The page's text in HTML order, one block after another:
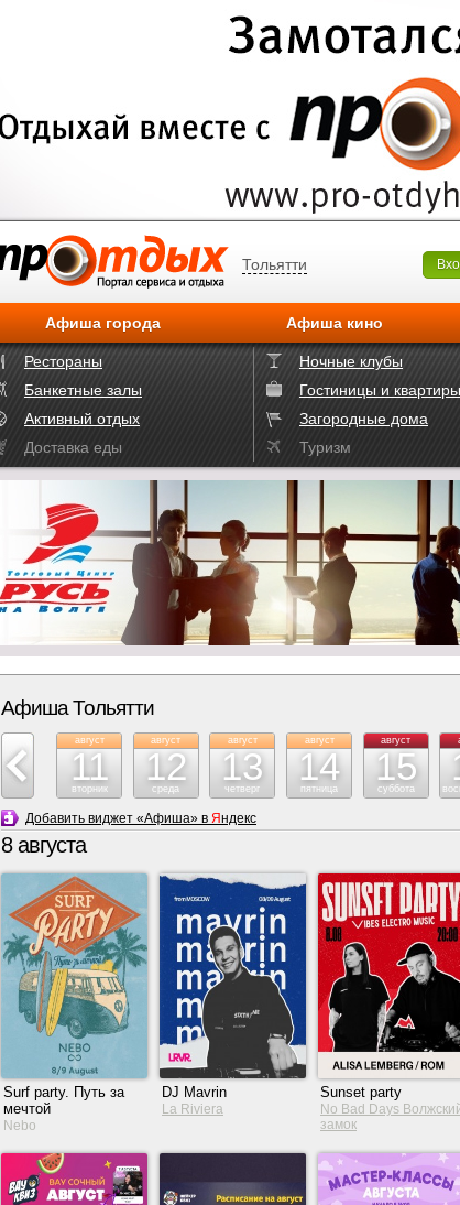
Тольятти
Афиша города Афиша кино
Рестораны Ночные клубы
Банкетные залы
Гостиницы и квартиры
Активный отдых
Загородные дома
Доставка еды
Туризм
Афиша Тольятти
10
август
11
вторник
август
12
среда
август
13
четверг
август
14
пятница
август
15
суббота
Добавить виджет «Афиша» в Яндекс
8 августа
Surf party. Путь за
мечтой
Nebo
DJ Mavrin
La Riviera
Sunset party
No Bad Days
замок